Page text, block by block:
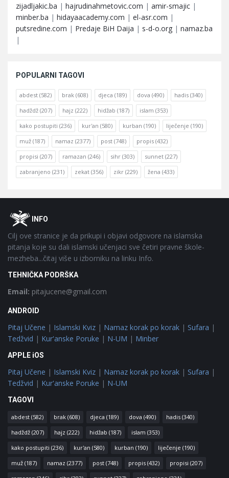
zijadljakic.ba | hajrudinahmetovic.com | amir-smajic |
minber.ba | hidayaacademy.com | el-asr.com |
putsredine.com | Predaje BiH Daija | s-d-o.org | namaz.ba
|
POPULARNI TAGOVI
abdest (582) brak (608) djeca (189) dova (490) hadis (340)
hadždž (207) hajz (222) hidžab (187) islam (353)
kako postupiti (236) kur'an (580) kurban (190) liječenje (190)
muž (187) namaz (2377) post (748) propis (432)
propisi (207) ramazan (246) sihr (303) sunnet (227)
zabranjeno (231) zekat (356) zikr (229) žena (433)
FooterOINFO
Cilj ove stranice je da prikupi i objavi odgovore na islamska
pitanja koje su dali islamski učenjaci sve četiri pravne škole-
mezheba...čitaj više u izborniku na linku Info.
TEHNIČKA PODRŠKA
Email: pitajucene@gmail.com
ANDROID
Pitaj Učene | Islamski Kviz | Namaz korak po korak | Sufara |
Tedžvid | Kur'anske Poruke | N-UM | Minber
APPLE iOS
Pitaj Učene | Islamski Kviz | Namaz korak po korak | Sufara |
Tedžvid | Kur'anske Poruke | N-UM
TAGOVI
abdest (582) brak (608) djeca (189) dova (490) hadis (340)
hadždž (207) hajz (222) hidžab (187) islam (353)
kako postupiti (236) kur'an (580) kurban (190) liječenje (190)
muž (187) namaz (2377) post (748) propis (432) propisi (207)